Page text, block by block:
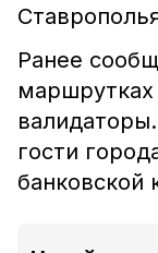
Ранее
маршрутках
гости
банковской